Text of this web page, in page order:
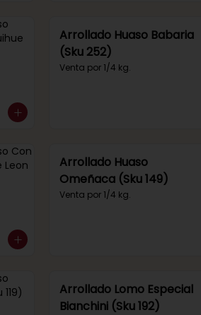
Arrollado Huaso Babaria
(Sku 252)
Venta por 1/4 kg.
Arrollado Huaso
Omeñaca (Sku 149)
Venta por 1/4 kg.
Arrollado Lomo Especial
Bianchini (Sku 192)